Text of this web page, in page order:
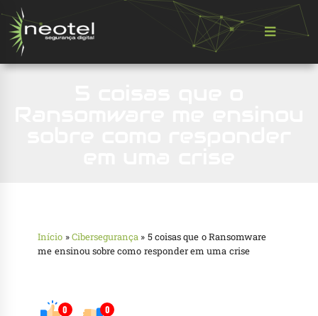
Início »Cibersegurança » 5 coisas que o Ransomware
me ensinou sobre como responder em uma crise
0 0